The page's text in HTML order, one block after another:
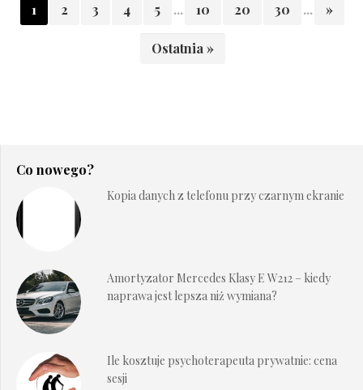
1 2 3 4 5 ... 10 20 30 ... »
Ostatnia »
Co nowego?
Kopia danych z telefonu przy czarnym ekranie
Amortyzator Mercedes Klasy E W212 – kiedy
naprawa jest lepsza niż wymiana?
Ile kosztuje psychoterapeuta prywatnie: cena
sesji